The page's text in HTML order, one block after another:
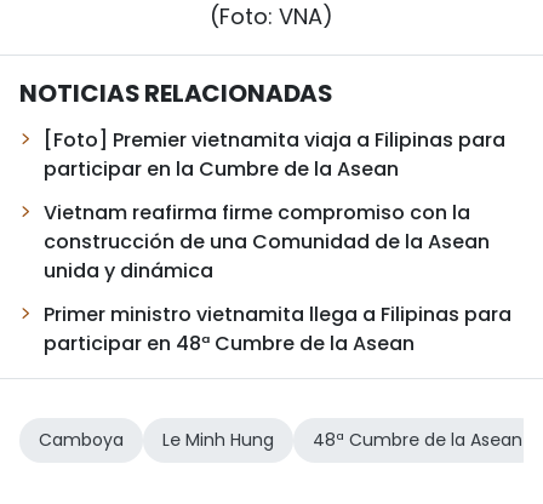
(Foto: VNA)
NOTICIAS RELACIONADAS
[Foto] Premier vietnamita viaja a Filipinas para
participar en la Cumbre de la Asean
Vietnam reafirma firme compromiso con la
construcción de una Comunidad de la Asean
unida y dinámica
Primer ministro vietnamita llega a Filipinas para
participar en 48ª Cumbre de la Asean
Camboya Le Minh Hung 48ª Cumbre de la Asean